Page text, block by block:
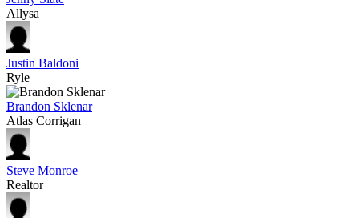
Allysa
Justin Baldoni
Ryle
Brandon Sklenar
Atlas Corrigan
Steve Monroe
Realtor